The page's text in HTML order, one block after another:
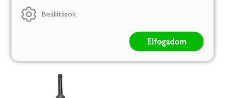
termékeink
Beállítások
Elfogadom